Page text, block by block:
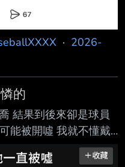
· 2026-
的
結果到後來卻是球員
能被開噓 我就不懂戴
？ 好笑的是你富邦休
缺捕手的就是你們 何